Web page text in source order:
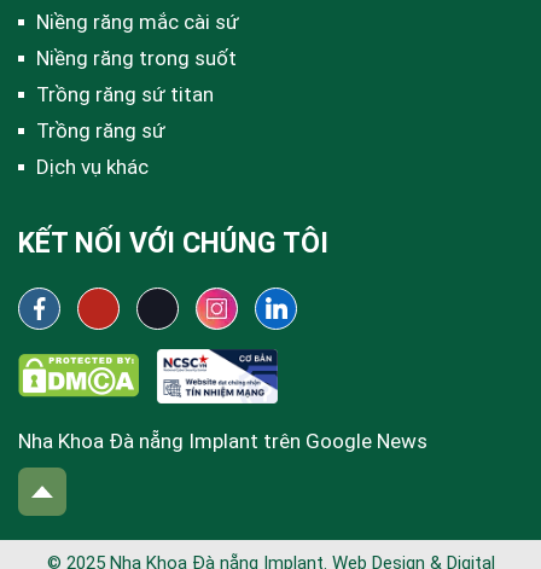
Niềng răng mắc cài sứ
Niềng răng trong suốt
Trồng răng sứ titan
Trồng răng sứ
Dịch vụ khác
KẾT NỐI VỚI CHÚNG TÔI
Nha Khoa Đà nẵng Implant trên Google News
© 2025 Nha Khoa Đà nẵng Implant. Web Design & Digital